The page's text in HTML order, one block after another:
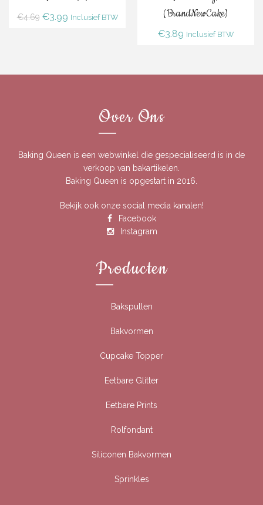
€4.69 Oorspronkelijke
€3.99Huidige
Inclusief BTW
(BrandNewCake)
€3.89 Inclusief BTW
Over Ons
Baking Queen is een webwinkel die gespecialiseerd is in de
verkoop van bakartikelen.
Baking Queen is opgestart in 2016.
Bekijk ook onze social media kanalen!
Facebook
Instagram
Producten
Bakspullen
Bakvormen
Cupcake Topper
Eetbare Glitter
Eetbare Prints
Rolfondant
Siliconen Bakvormen
Sprinkles